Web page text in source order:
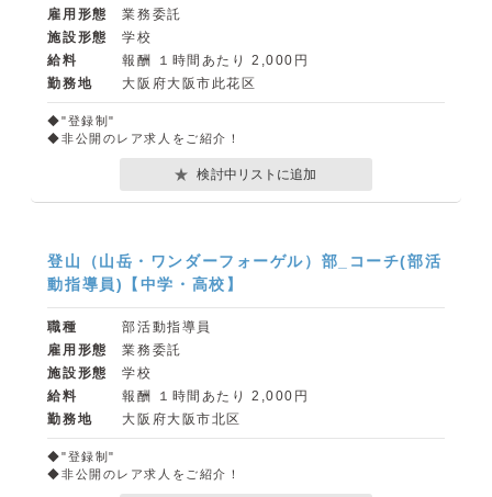
雇用形態
業務委託
施設形態
学校
給料
報酬 １時間あたり 2,000円
勤務地
大阪府大阪市此花区
◆"登録制"
◆非公開のレア求人をご紹介！
検討中リストに追加
登山（山岳・ワンダーフォーゲル）部_コーチ(部活
動指導員)【中学・高校】
職種
部活動指導員
雇用形態
業務委託
施設形態
学校
給料
報酬 １時間あたり 2,000円
勤務地
大阪府大阪市北区
◆"登録制"
◆非公開のレア求人をご紹介！